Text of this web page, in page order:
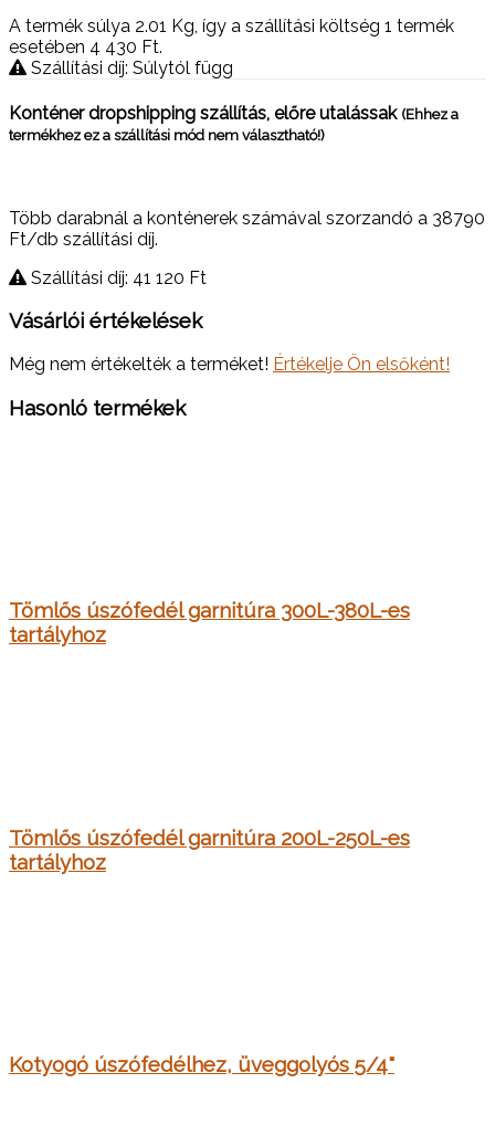
A termék súlya 2.01 Kg, így a szállítási költség 1 termék
esetében 4 430 Ft.
Szállítási díj: Súlytól függ
Konténer dropshipping szállítás, előre utalássak (Ehhez a
termékhez ez a szállítási mód nem választható!)
Több darabnál a konténerek számával szorzandó a 38790
Ft/db szállítási díj.
Szállítási díj: 41 120 Ft
Vásárlói értékelések
Még nem értékelték a terméket! Értékelje Ön elsőként!
Hasonló termékek
Tömlős úszófedél garnitúra 300L-380L-es
tartályhoz
Tömlős úszófedél garnitúra 200L-250L-es
tartályhoz
Kotyogó úszófedélhez, üveggolyós 5/4"